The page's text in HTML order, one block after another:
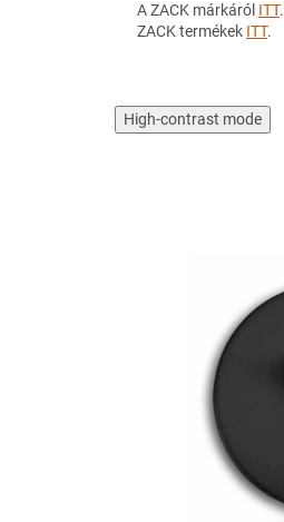
A ZACK márkáról ITT.
ZACK termékek ITT.
High-contrast mode